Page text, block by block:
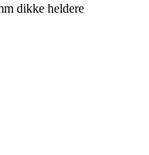
dikke heldere